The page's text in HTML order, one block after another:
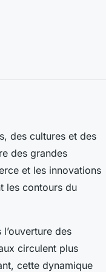
des cultures et des
des grandes
et les innovations
les contours du
des
circulent plus
cette dynamique